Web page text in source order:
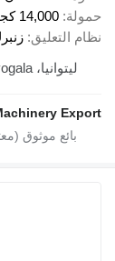
14,000 كجم
زنبرك/زنبرك